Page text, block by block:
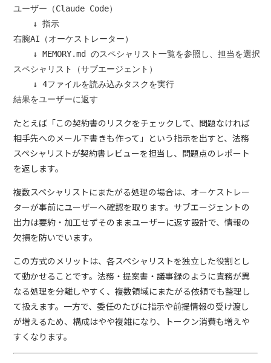
ユーザー（Claude Code）
    ↓ 指示
右腕AI（オーケストレーター）
    ↓ MEMORY.md のスペシャリスト一覧を参照し、担当を選択
スペシャリスト（サブエージェント）
    ↓ 4ファイルを読み込みタスクを実行
たとえば「この契約書のリスクをチェックして、問題なければ
相手先へのメール下書きも作って」という指示を出すと、法務
スペシャリストが契約書レビューを担当し、問題点のレポート
を返します。
複数スペシャリストにまたがる処理の場合は、オーケストレー
ターが事前にユーザーへ確認を取ります。サブエージェントの
出力は要約・加工せずそのままユーザーに返す設計で、情報の
欠損を防いでいます。
この方式のメリットは、各スペシャリストを独立した役割とし
て動かせることです。法務・提案書・議事録のように責務が異
なる処理を分離しやすく、複数領域にまたがる依頼でも整理し
て扱えます。一方で、委任のたびに指示や前提情報の受け渡し
が増えるため、構成はやや複雑になり、トークン消費も増えや
すくなります。